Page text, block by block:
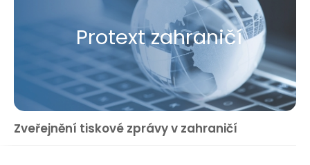
Protext zahraničí
Zveřejnění tiskové zprávy v zahraničí